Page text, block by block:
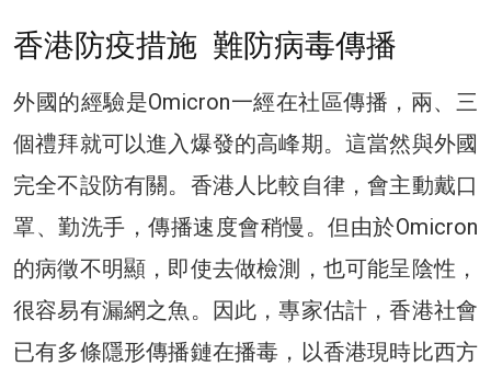
香港防疫措施 難防病毒傳播
外國的經驗是Omicron一經在社區傳播，兩、三
個禮拜就可以進入爆發的高峰期。這當然與外國
完全不設防有關。香港人比較自律，會主動戴口
罩、勤洗手，傳播速度會稍慢。但由於Omicron
的病徵不明顯，即使去做檢測，也可能呈陰性，
很容易有漏網之魚。因此，專家估計，香港社會
已有多條隱形傳播鏈在播毒，以香港現時比西方